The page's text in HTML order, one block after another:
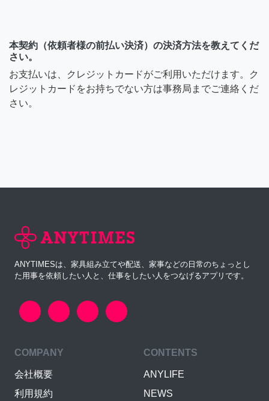
本契約（依頼者様の前払い決済）の決済方法を教えてくだ
さい。
お支払いは、クレジットカードがご利用いただけます。ク
レジットカードをお持ちでない方は事務局までご連絡くだ
さい。
ANYTIMESは、家具組み立てや配送、家事などの日常のちょっとし
た用事を依頼したい人と、仕事をしたい人をつなげるアプリです。
COMPANY
会社概要
利用規約
CONTENTS
ANYLIFE
NEWS